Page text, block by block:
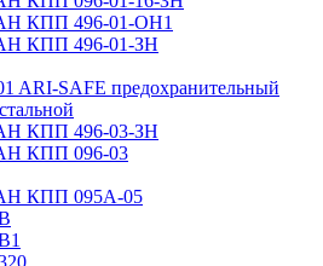
КПП 496-01-ОН1
КПП 496-01-ЗН
ARI-SAFE предохранительный
КПП 496-03-ЗН
КПП 096-03
КПП 095А-05